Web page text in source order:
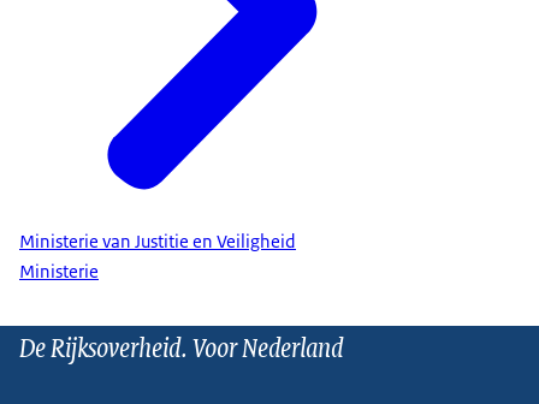
Ministerie van Justitie en Veiligheid
Ministerie
De Rijksoverheid. Voor Nederland